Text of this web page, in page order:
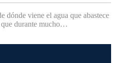
dónde viene el agua que abastece
durante mucho…